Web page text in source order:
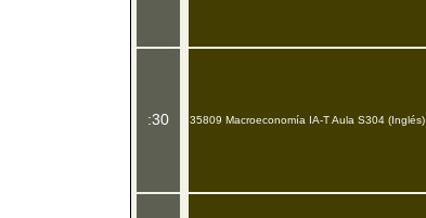
:30 35809 Macroeconomía IA-T Aula S304 (Inglés)